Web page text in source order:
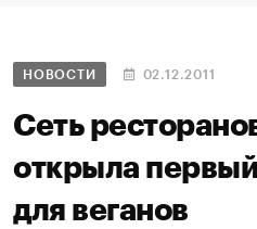
НОВОСТИ 02.12.2011
Сеть
открыла
для веганов